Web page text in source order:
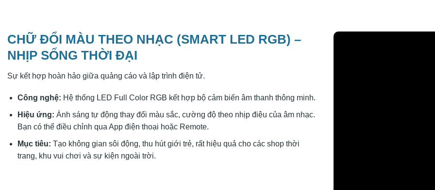
CHỮ ĐỔI MÀU THEO NHẠC (SMART LED RGB) –
NHỊP SỐNG THỜI ĐẠI
Sự kết hợp hoàn hảo giữa quảng cáo và lập trình điện tử.
Công nghệ: Hệ thống LED Full Color RGB kết hợp bộ cảm biến âm thanh thông minh.
Hiệu ứng: Ánh sáng tự động thay đổi màu sắc, cường độ theo nhịp điệu của âm nhạc.
Bạn có thể điều chỉnh qua App điện thoại hoặc Remote.
Mục tiêu: Tạo không gian sôi động, thu hút giới trẻ, rất hiệu quả cho các shop thời
trang, khu vui chơi và sự kiện ngoài trời.